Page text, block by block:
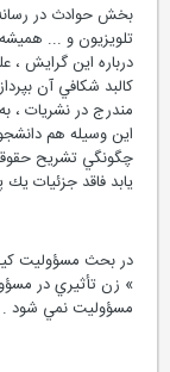
بخش حوادث در رسانه
تلويزيون و ...
درباره اين گرايش ،
كالبد شكافي آن
مندرج در نشريات ، به
اين وسيله هم
چگونگي تشريح حقوقي
يابد فاقد جزئيات يك
در بحث مسؤوليت
» زن تأثيري در
مسؤوليت نمي شود .